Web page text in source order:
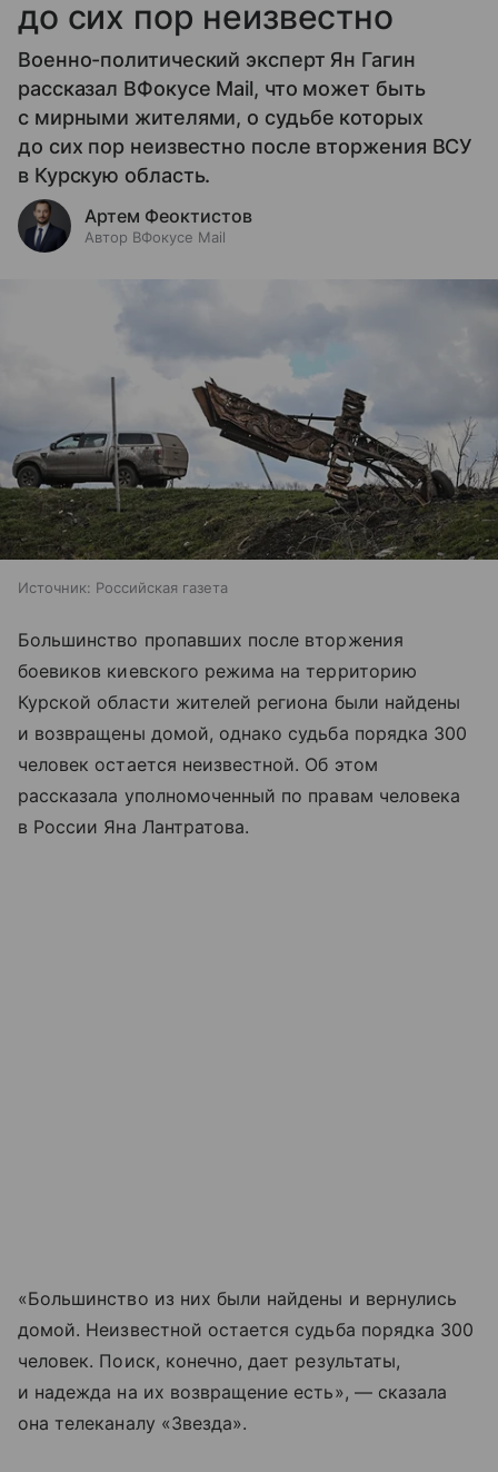
до сих пор неизвестно
Военно-политический эксперт Ян Гагин
рассказал ВФокусе Mail, что может быть
с мирными жителями, о судьбе которых
до сих пор неизвестно после вторжения ВСУ
в Курскую область.
Артем Феоктистов
Автор ВФокусе Mail
Источник: Российская газета
Большинство пропавших после вторжения
боевиков киевского режима на территорию
Курской области жителей региона были найдены
и возвращены домой, однако судьба порядка 300
человек остается неизвестной. Об этом
рассказала уполномоченный по правам человека
в России Яна Лантратова.
«Большинство из них были найдены и вернулись
домой. Неизвестной остается судьба порядка 300
человек. Поиск, конечно, дает результаты,
и надежда на их возвращение есть», — сказала
она телеканалу «Звезда».